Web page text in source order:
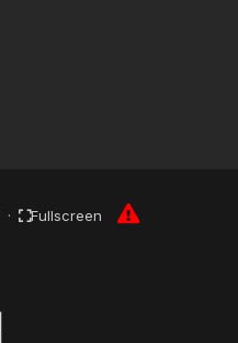
· Fullscreen